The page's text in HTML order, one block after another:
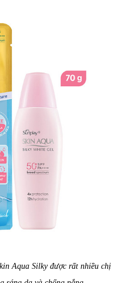
Aqua Silky được rất nhiều chị